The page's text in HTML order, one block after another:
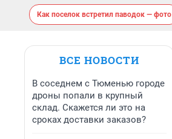
Как поселок встретил паводок — фото
ВСЕ НОВОСТИ
В соседнем с Тюменью городе
дроны попали в крупный
склад. Скажется ли это на
сроках доставки заказов?